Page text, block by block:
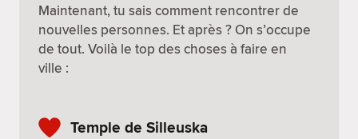
Maintenant, tu sais comment rencontrer de
nouvelles personnes. Et après ? On s’occupe
de tout. Voilà le top des choses à faire en
ville :
Temple de Silleuska